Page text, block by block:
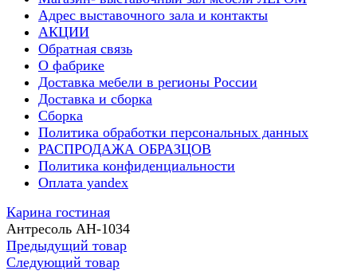
Адрес выставочного зала и контакты
АКЦИИ
Обратная связь
О фабрике
Доставка мебели в регионы России
Доставка и сборка
Сборка
Политика обработки персональных данных
РАСПРОДАЖА ОБРАЗЦОВ
Политика конфиденциальности
Оплата yandex
Карина гостиная
Антресоль АН-1034
Предыдущий товар
Следующий товар